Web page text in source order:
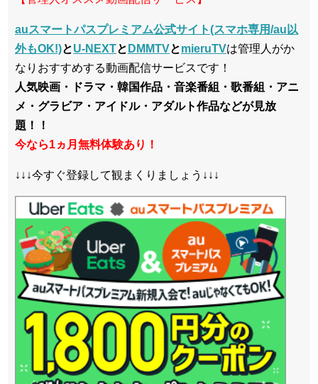
auスマートパスプレミアム公式サイト(スマホ専用/au以
外もOK!)とU-NEXTと DMMTVとmieruTVは管理人がか
なりおすすめする動画配信サービスです！
人気映画・ドラマ・韓国作品・音楽番組・歌番組・アニ
メ・グラビア・アイドル・アダルト作品などが見放
題！！
今なら1ヵ月無料体験あり！
↓↓↓今すぐ登録して観まくりましょう↓↓↓